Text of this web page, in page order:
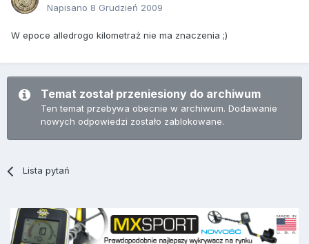
Napisano 8 Grudzień 2009
W epoce alledrogo kilometraż nie ma znaczenia ;)
Temat został przeniesiony do archiwum
Ten temat przebywa obecnie w archiwum. Dodawanie
nowych odpowiedzi zostało zablokowane.
Lista pytań